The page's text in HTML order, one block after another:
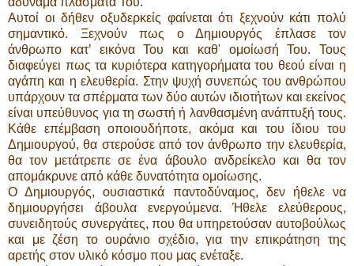
Αυτοί οι δήθεν οξυδερκείς φαίνεται ότι ξεχνούν κάτι πολύ
σημαντικό. Ξεχνούν πως ο Δημιουργός έπλασε τον
άνθρωπο κατ’ εικόνα Του και καθ' ομοίωσή Του. Τους
διαφεύγει πως τα κυριότερα κατηγορήματα του θεού είναι η
αγάπη και η ελευθερία. Στην ψυχή συνεπώς του ανθρώπου
υπάρχουν τα σπέρματα των δύο αυτών ιδιοτήτων και εκείνος
είναι υπεύθυνος για τη σωστή ή λανθασμένη ανάπτυξή τους.
Κάθε επέμβαση οποιουδήποτε, ακόμα και του ίδιου του
Δημιουργού, θα στερούσε από τον άνθρωπο την ελευθερία,
θα τον μετάτρεπε σε ένα άβουλο ανδρείκελο και θα τον
απομάκρυνε από κάθε δυνατότητα ομοίωσης.
Ο Δημιουργός, ουσιαστικά παντοδύναμος, δεν ήθελε να
δημιουργήσει άβουλα ενεργούμενα. Ήθελε ελεύθερους,
συνειδητούς συνεργάτες, που θα υπηρετούσαν αυτοβούλως
και με ζέση το ουράνιο σχέδιο, για την επικράτηση της
αρετής στον υλικό κόσμο που μας ενέταξε.